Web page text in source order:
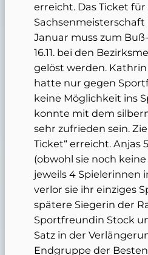
erreicht. Das Ticket für
Januar muss zum
16.11. bei den
gelöst werden.
hatte nur gegen
keine Möglichkeit ins
konnte mit dem
sehr zufrieden sein.
Ticket“ erreicht. Anjas
(obwohl sie noch
jeweils 4 Spielerinnen
verlor sie ihr einziges
spätere Siegerin der
Sportfreundin Stock
Satz in der
Endgruppe der